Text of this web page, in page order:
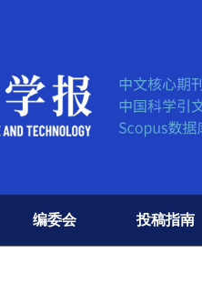
编委会 投稿指南